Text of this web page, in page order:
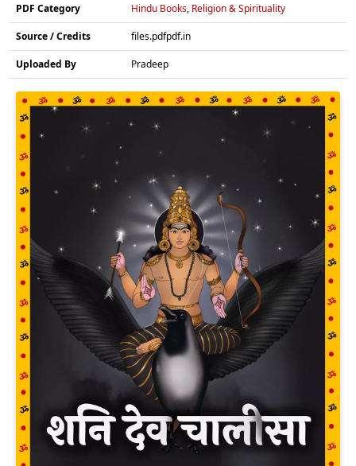
PDF Category Hindu Books, Religion & Spirituality
Source / Credits files.pdfpdf.in
Uploaded By Pradeep